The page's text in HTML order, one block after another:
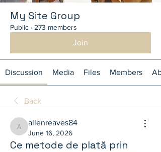
My Site Group
Public · 273 members
Join
Discussion Media Files Members
Back
allenreaves84
allenreaves84
June 16, 2026
Ce metode de plată prin